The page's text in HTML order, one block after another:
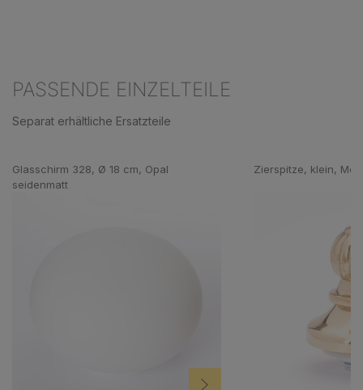
PASSENDE EINZELTEILE
Separat erhältliche Ersatzteile
Glasschirm 328, Ø 18 cm, Opal
seidenmatt
Zierspitze, klein,